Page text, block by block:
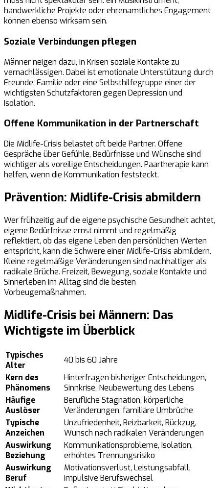
handwerkliche Projekte oder ehrenamtliches Engagement
können ebenso wirksam sein.
Soziale Verbindungen pflegen
Männer neigen dazu, in Krisen soziale Kontakte zu
vernachlässigen. Dabei ist emotionale Unterstützung durch
Freunde, Familie oder eine Selbsthilfegruppe einer der
wichtigsten Schutzfaktoren gegen Depression und
Isolation.
Offene Kommunikation in der Partnerschaft
Die Midlife-Crisis belastet oft beide Partner. Offene
Gespräche über Gefühle, Bedürfnisse und Wünsche sind
wichtiger als voreilige Entscheidungen. Paartherapie kann
helfen, wenn die Kommunikation feststeckt.
Prävention: Midlife-Crisis abmildern
Wer frühzeitig auf die eigene psychische Gesundheit achtet,
eigene Bedürfnisse ernst nimmt und regelmäßig
reflektiert, ob das eigene Leben den persönlichen Werten
entspricht, kann die Schwere einer Midlife-Crisis abmildern.
Kleine regelmäßige Veränderungen sind nachhaltiger als
radikale Brüche. Freizeit, Bewegung, soziale Kontakte und
Sinnerleben im Alltag sind die besten
Vorbeugemaßnahmen.
Midlife-Crisis bei Männern: Das
Wichtigste im Überblick
Typisches
Alter
40 bis 60 Jahre
Kern des
Phänomens
Hinterfragen bisheriger Entscheidungen,
Sinnkrise, Neubewertung des Lebens
Häufige
Auslöser
Berufliche Stagnation, körperliche
Veränderungen, familiäre Umbrüche
Typische
Anzeichen
Unzufriedenheit, Reizbarkeit, Rückzug,
Wunsch nach radikalen Veränderungen
Auswirkung
Beziehung
Kommunikationsprobleme, Isolation,
erhöhtes Trennungsrisiko
Auswirkung
Beruf
Motivationsverlust, Leistungsabfall,
impulsive Berufswechsel